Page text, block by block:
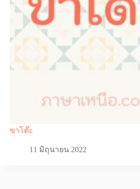
ขาโด๊ะ
11 มิถุนายน 2022